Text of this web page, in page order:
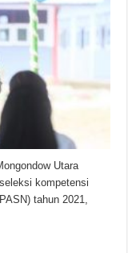
Utara
kompetensi
tahun 2021,